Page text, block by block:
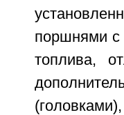
поршнями с
топлива,